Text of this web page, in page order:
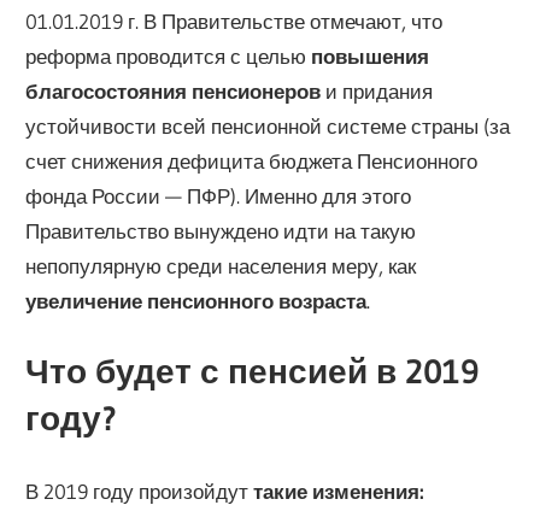
01.01.2019 г. В Правительстве отмечают, что
реформа проводится с целью повышения
благосостояния пенсионеров и придания
устойчивости всей пенсионной системе страны (за
счет снижения дефицита бюджета Пенсионного
фонда России — ПФР). Именно для этого
Правительство вынуждено идти на такую
непопулярную среди населения меру, как
увеличение пенсионного возраста.
Что будет с пенсией в 2019
году?
В 2019 году произойдуттакие изменения: